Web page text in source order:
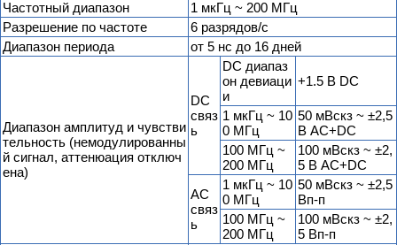
Частотный диапазон
1 мкГц ~ 200 МГц
Разрешение по частоте
6 разрядов/с
Диапазон периода
от 5 нс до 16 дней
Диапазон амплитуд и чувстви
тельность (немодулированны
й сигнал, аттенюация отключ
ена)
DC
связ
ь
DC диапаз
он девиаци
и
+1.5 В DC
1 мкГц ~ 10
0 МГц
50 мВскз ~ ±2,5
В AC+DC
100 МГц ~
200 МГц
100 мВскз ~ ±2,
5 В AC+DC
AC
связ
ь
1 мкГц ~ 10
0 МГц
50 мВскз ~ ±2,5
Вп-п
100 МГц ~
200 МГц
100 мВскз ~ ±2,
5 Вп-п